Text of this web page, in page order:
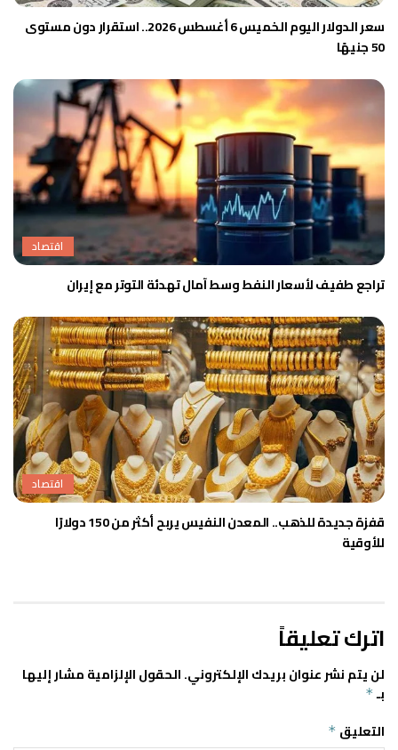
سعر الدولار اليوم الخميس 6 أغسطس 2026.. استقرار دون مستوى
50 جنيهًا
اقتصاد
تراجع طفيف لأسعار النفط وسط آمال تهدئة التوتر مع إيران
اقتصاد
قفزة جديدة للذهب.. المعدن النفيس يربح أكثر من 150 دولارًا
للأوقية
اترك تعليقاً
لن يتم نشر عنوان بريدك الإلكتروني.الحقول الإلزامية مشار إليها
بـ *
التعليق *